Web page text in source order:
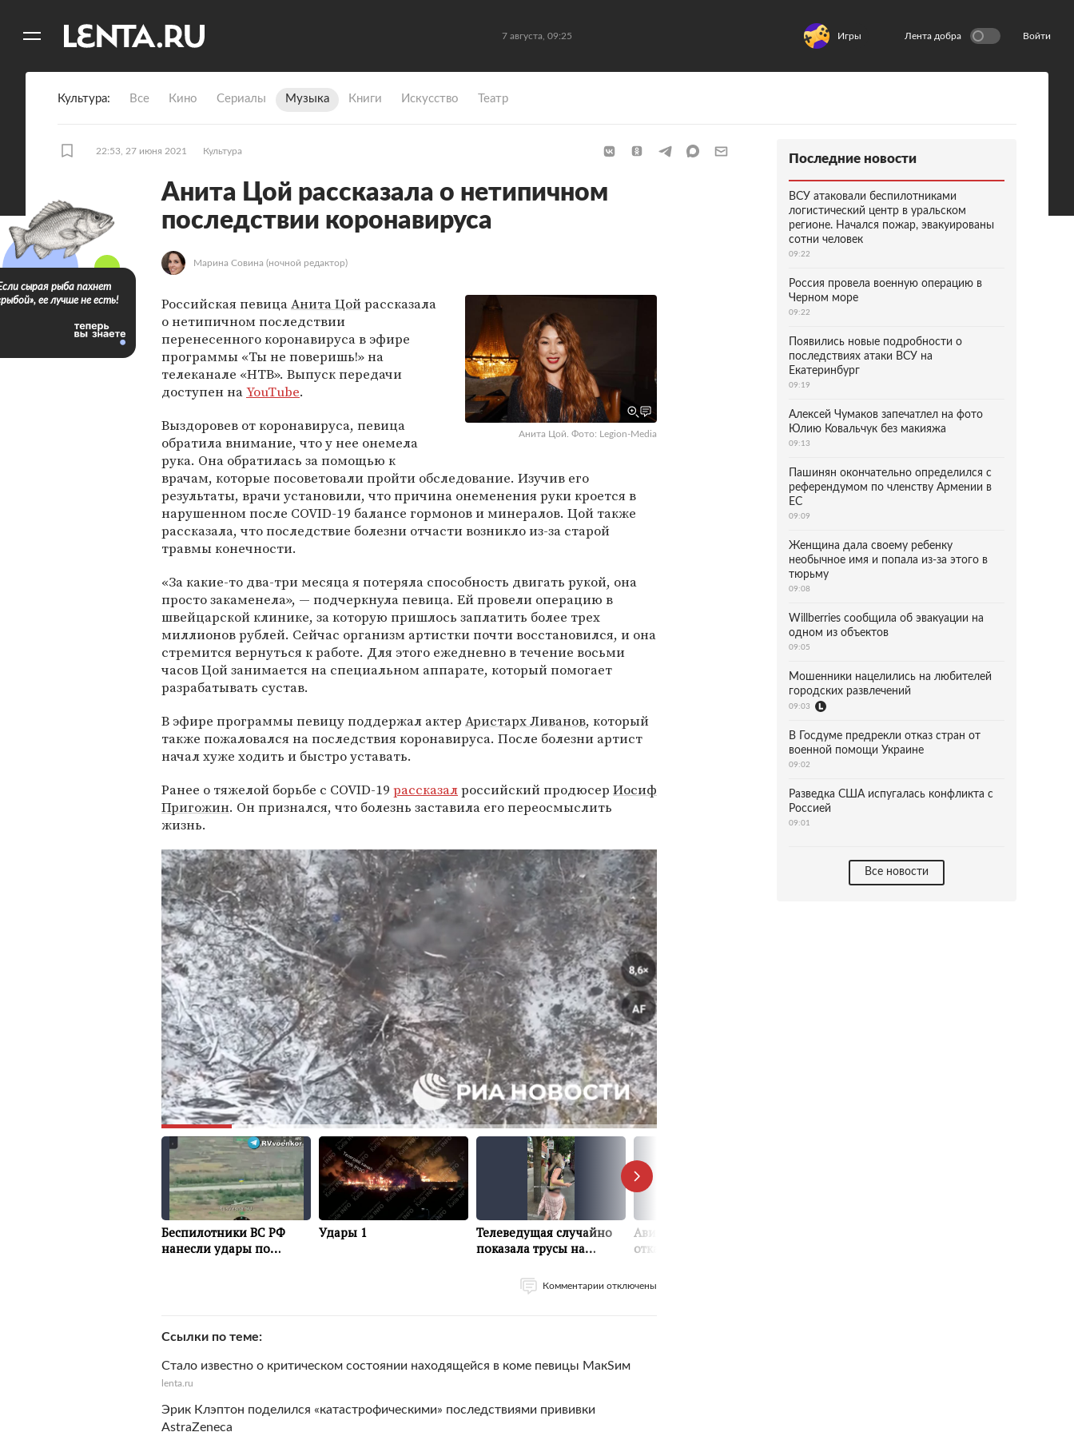
7 августа, 09:25 Игры Лента добра Войти
Культура Все Кино Сериалы Музыка Книги Искусство Театр
22:53, 27 июня 2021 Культура
Анита Цой рассказала о нетипичном
последствии коронавируса
Марина Совина (ночной редактор)
Анита Цой. Фото: Legion-Media
Российская певицаАнита Цойрассказала
о нетипичном последствии
перенесенного коронавируса в эфире
программы «Ты не поверишь!» на
телеканале «НТВ». Выпуск передачи
доступен наYouTube.
Выздоровев от коронавируса, певица
обратила внимание, что у нее онемела
рука. Она обратилась за помощью к
врачам, которые посоветовали пройти обследование. Изучив его
результаты, врачи установили, что причина онеменения руки кроется в
нарушенном после COVID-19 балансе гормонов и минералов. Цой также
рассказала, что последствие болезни отчасти возникло из-за старой
травмы конечности.
«За какие-то два-три месяца я потеряла способность двигать рукой, она
просто закаменела», — подчеркнула певица. Ей провели операцию в
швейцарской клинике, за которую пришлось заплатить более трех
миллионов рублей. Сейчас организм артистки почти восстановился, и она
стремится вернуться к работе. Для этого ежедневно в течение восьми
часов Цой занимается на специальном аппарате, который помогает
разрабатывать сустав.
В эфире программы певицу поддержал актер Аристарх Ливанов, который
также пожаловался на последствия коронавируса. После болезни артист
начал хуже ходить и быстро уставать.
Ранее о тяжелой борьбе с COVID-19 рассказалроссийский продюсер Иосиф
Пригожин. Он признался, что болезнь заставила его переосмыслить
жизнь.
Комментарии отключены
Ссылки по теме
Стало известно о критическом состоянии находящейся в коме певицы МакSим
lenta.ru
Эрик Клэптон поделился «катастрофическими» последствиями прививки
AstraZeneca
сырая рыба пахнет
ее лучше не есть!
Последние новости
ВСУ атаковали беспилотниками
логистический центр в уральском
регионе. Начался пожар, эвакуированы
сотни человек
09:22
Россия провела военную операцию в
Черном море
09:22
Появились новые подробности о
последствиях атаки ВСУ на
Екатеринбург
09:19
Алексей Чумаков запечатлел на фото
Юлию Ковальчук без макияжа
09:13
Пашинян окончательно определился с
референдумом по членству Армении в
ЕС
09:09
Женщина дала своему ребенку
необычное имя и попала из-за этого в
тюрьму
09:08
Willberries сообщила об эвакуации на
одном из объектов
09:05
Мошенники нацелились на любителей
городских развлечений
09:03
В Госдуме предрекли отказ стран от
военной помощи Украине
09:02
Разведка США испугалась конфликта с
Россией
09:01
Все новости